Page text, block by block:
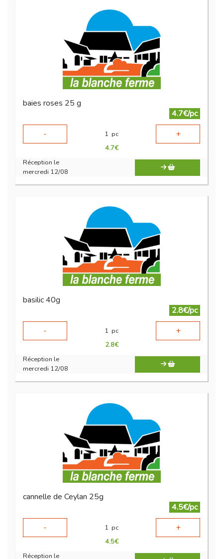
baies roses 25 g
4.7€/pc
-
1 pc +
4.7€
Réception le
mercredi 12/08
basilic 40g
2.8€/pc
-
1 pc +
2.8€
Réception le
mercredi 12/08
cannelle de Ceylan 25g
4.5€/pc
-
1 pc +
4.5€
Réception le